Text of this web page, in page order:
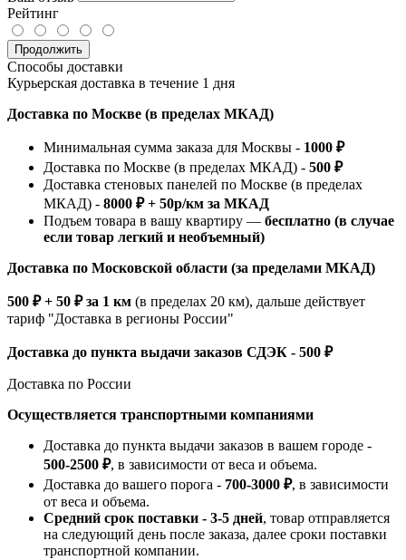
Рейтинг
Продолжить
Способы доставки
Курьерская доставка в течение 1 дня
Доставка по Москве (в пределах МКАД)
Минимальная сумма заказа для Москвы - 1000 ₽
Доставка по Москве (в пределах МКАД) - 500 ₽
Доставка стеновых панелей по Москве (в пределах
МКАД) - 8000 ₽ + 50р/км за МКАД
Подъем товара в вашу квартиру — бесплатно (в случае
если товар легкий и необъемный)
Доставка по Московской области (за пределами МКАД)
500 ₽ + 50 ₽ за 1 км (в пределах 20 км), дальше действует
тариф "Доставка в регионы России"
Доставка до пункта выдачи заказов СДЭК - 500 ₽
Доставка по России
Осуществляется транспортными компаниями
Доставка до пункта выдачи заказов в вашем городе -
500-2500 ₽, в зависимости от веса и объема.
Доставка до вашего порога - 700-3000 ₽, в зависимости
от веса и объема.
Средний срок поставки - 3-5 дней, товар отправляется
на следующий день после заказа, далее сроки поставки
транспортной компании.